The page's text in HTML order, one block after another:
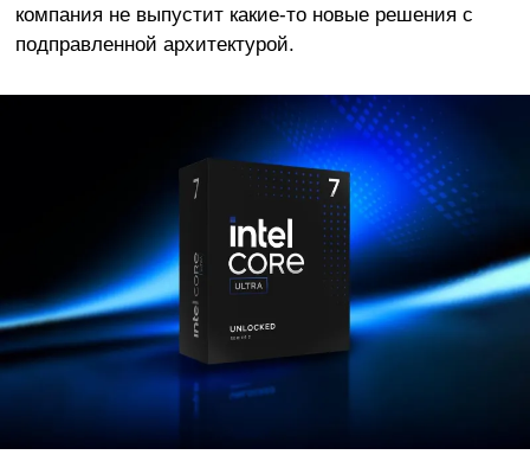
компания не выпустит какие-то новые решения с
подправленной архитектурой.